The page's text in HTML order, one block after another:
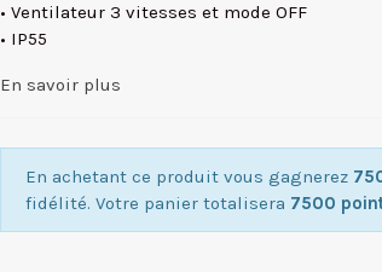
• Ventilateur 3 vitesses et mode OFF
• IP55
En savoir plus
En achetant ce produit vous gagnerez
fidélité. Votre panier totalisera 7500